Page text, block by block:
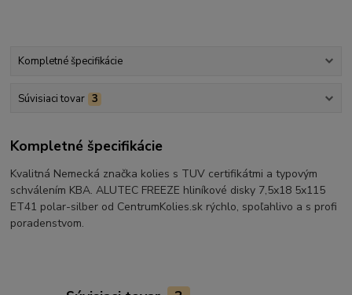
Kompletné špecifikácie
Súvisiaci tovar 3
Kompletné špecifikácie
Kvalitná Nemecká značka kolies s TUV certifikátmi a typovým
schválením KBA. ALUTEC FREEZE hliníkové disky 7,5x18 5x115
ET41 polar-silber od CentrumKolies.sk rýchlo, spoľahlivo a s profi
poradenstvom.